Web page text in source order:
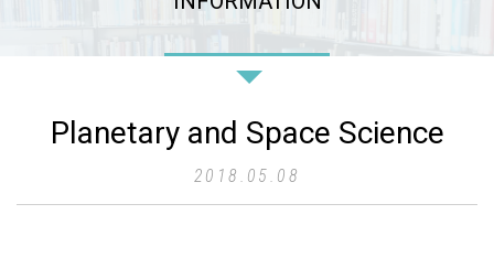
Planetary and Space Science
2018.05.08